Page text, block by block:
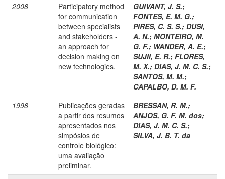
2008
Participatory method
for communication
between specialists
and stakeholders -
an approach for
decision making on
new technologies.
GUIVANT, J. S.;
FONTES, E. M. G.;
PIRES, C. S. S.; DUSI,
A. N.; MONTEIRO, M.
G. F.; WANDER, A. E.;
SUJII, E. R.; FLORES,
M. X.; DIAS, J. M. C. S.;
SANTOS, M. M.;
CAPALBO, D. M. F.
1998
Publicações geradas
a partir dos resumos
apresentados nos
simpósios de
controle biológico:
uma avaliação
preliminar.
BRESSAN, R. M.;
ANJOS, G. F. M. dos;
DIAS, J. M. C. S.;
SILVA, J. B. T. da